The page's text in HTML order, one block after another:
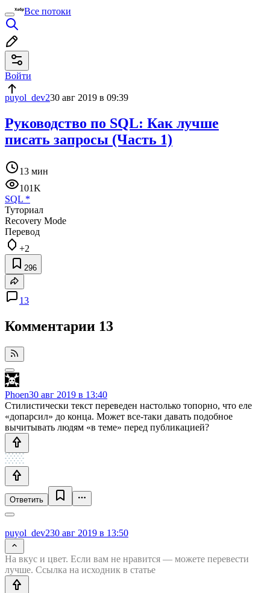
Все потоки
Войти
puyol_dev230 авг 2019 в 09:39
Руководство по SQL: Как лучше
писать запросы (Часть 1)
13 мин
101K
SQL *
Туториал
Recovery Mode
Перевод
+2
296
13
Комментарии 13
Phoen30 авг 2019 в 13:40
Стилистически текст переведен настолько топорно, что еле
«допарсил» до конца. Может все-таки давать подобное
вычитывать людям «в теме» перед публикацией?
Ответить
puyol_dev230 авг 2019 в 13:50
На вкус и цвет. Если вам не нравится — можете перевести
лучше. Ссылка на исходник в статье